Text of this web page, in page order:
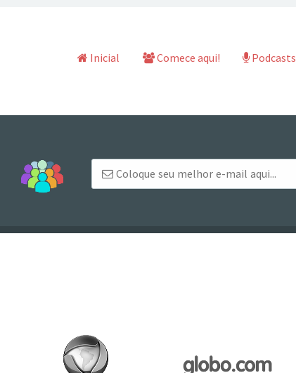
Pular para o conteúdo
Inicial Comece aqui! Podcasts